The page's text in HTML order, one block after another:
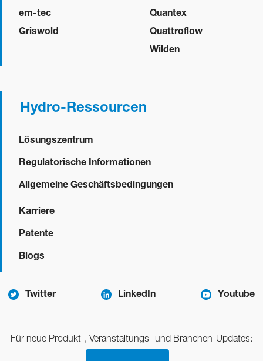
em-tec
Griswold
Quantex
Quattroflow
Wilden
Hydro-Ressourcen
Lösungszentrum
Regulatorische Informationen
Allgemeine Geschäftsbedingungen
Karriere
Patente
Blogs
Twitter LinkedIn Youtube
Für neue Produkt-, Veranstaltungs- und Branchen-Updates: